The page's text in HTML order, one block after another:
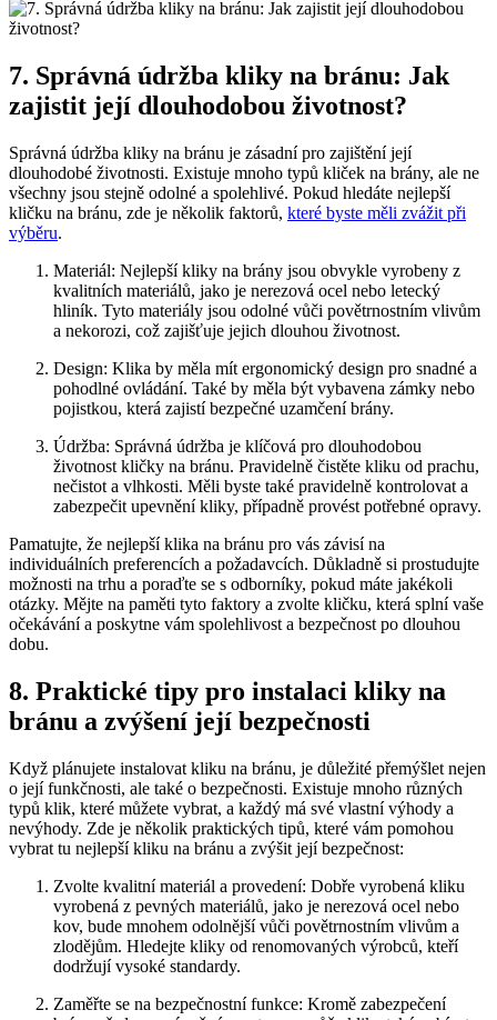
7. Správná údržba kliky⁤ na bránu: Jak
zajistit její dlouhodobou životnost?
Správná údržba kliky na bránu je ​zásadní pro⁤ zajištění​ její
dlouhodobé životnosti. Existuje mnoho typů kliček na‌ brány, ⁣ale ne
⁣všechny jsou stejně odolné ⁣a spolehlivé.⁤ Pokud hledáte nejlepší
kličku ⁤na bránu, zde je⁣ několik faktorů,⁢ které⁤ byste měli zvážit při
výběru.
Materiál: Nejlepší kliky na ‌brány jsou obvykle vyrobeny z
kvalitních materiálů, jako je nerezová ocel ‍nebo letecký
hliník.‍ Tyto materiály ⁢jsou‌ odolné ‍vůči povětrnostním vlivům⁤
a nekorozi, což ‍zajišťuje jejich dlouhou životnost.
Design: Klika by měla mít⁤ ergonomický design pro snadné a
pohodlné ‌ovládání.‌ Také by měla být vybavena zámky nebo
pojistkou, která zajistí bezpečné uzamčení brány.
Údržba: Správná ⁤údržba ​je klíčová pro dlouhodobou
životnost kličky⁣ na bránu. Pravidelně čistěte kliku od prachu,
‍nečistot ⁣a vlhkosti. Měli byste také pravidelně kontrolovat a
zabezpečit upevnění​ kliky, ‍případně⁤ provést potřebné opravy.
Pamatujte, že nejlepší klika na bránu pro vás závisí ⁤na
‌individuálních preferencích a požadavcích. Důkladně si prostudujte⁤
možnosti ⁢na⁣ trhu a poraďte ⁤se s odborníky, pokud máte jakékoli
otázky. Mějte na paměti tyto faktory a​ zvolte kličku, která‌ splní vaše‍
očekávání a poskytne vám spolehlivost a bezpečnost po dlouhou
dobu.
8. ⁣Praktické tipy⁢ pro instalaci⁢ kliky na‌
bránu⁣ a zvýšení její bezpečnosti
Když⁣ plánujete instalovat ⁢kliku na bránu, ⁢je ⁣důležité přemýšlet nejen
o její funkčnosti, ​ale ‌také o bezpečnosti. Existuje mnoho různých
typů ⁢klik, které můžete ​vybrat,‌ a každý ‌má své vlastní výhody ⁣a
nevýhody. Zde​ je několik‌ praktických ‍tipů, které vám pomohou⁢
vybrat tu nejlepší kliku na bránu ‍a zvýšit její⁢ bezpečnost:
Zvolte ‍kvalitní materiál a provedení: Dobře vyrobená⁣ kliku
‌vyrobená z pevných materiálů, jako je nerezová⁤ ocel ‍nebo
kov, ⁤bude mnohem odolnější⁤ vůči povětrnostním vlivům a
zlodějům. ⁢Hledejte kliky od‍ renomovaných ⁢výrobců, kteří‌
dodržují vysoké‌ standardy.
Zaměřte se na ‍bezpečnostní funkce: Kromě zabezpečení